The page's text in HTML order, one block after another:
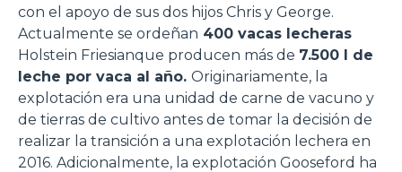
con el apoyo de sus dos hijos Chris y George.
Actualmente se ordeñan 400 vacas lecheras
Holstein Friesianque producen más de 7.500 l de
leche por vaca al año. Originariamente, la
explotación era una unidad de carne de vacuno y
de tierras de cultivo antes de tomar la decisión de
realizar la transición a una explotación lechera en
2016. Adicionalmente, la explotación Gooseford ha